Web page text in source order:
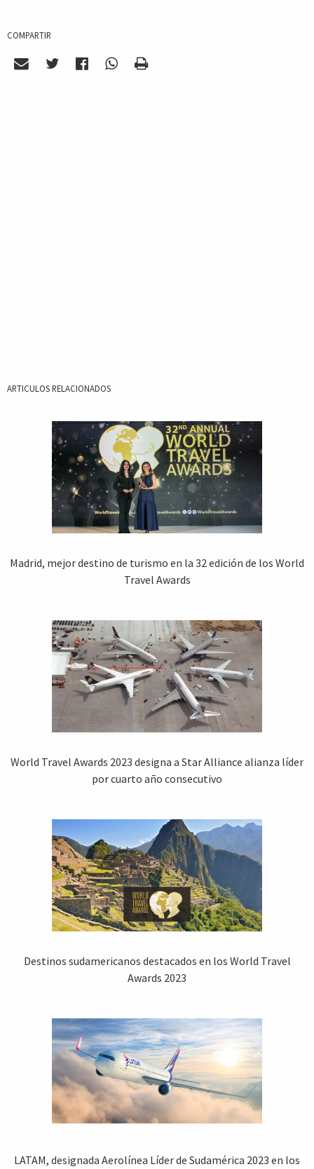
COMPARTIR
ARTICULOS RELACIONADOS
Madrid, mejor destino de turismo en la 32 edición de los World
Travel Awards
World Travel Awards 2023 designa a Star Alliance alianza líder
por cuarto año consecutivo
Destinos sudamericanos destacados en los World Travel
Awards 2023
LATAM, designada Aerolínea Líder de Sudamérica 2023 en los